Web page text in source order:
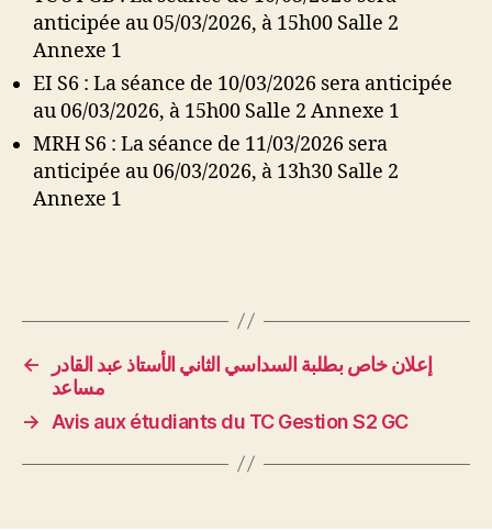
anticipée au 05/03/2026, à 15h00 Salle 2
Annexe 1
EI S6 : La séance de 10/03/2026 sera anticipée
au 06/03/2026, à 15h00 Salle 2 Annexe 1
MRH S6 : La séance de 11/03/2026 sera
anticipée au 06/03/2026, à 13h30 Salle 2
Annexe 1
←
إعلان خاص بطلبة السداسي الثاني الأستاذ عبد القادر
مساعد
→
Avis aux étudiants du TC Gestion S2 GC